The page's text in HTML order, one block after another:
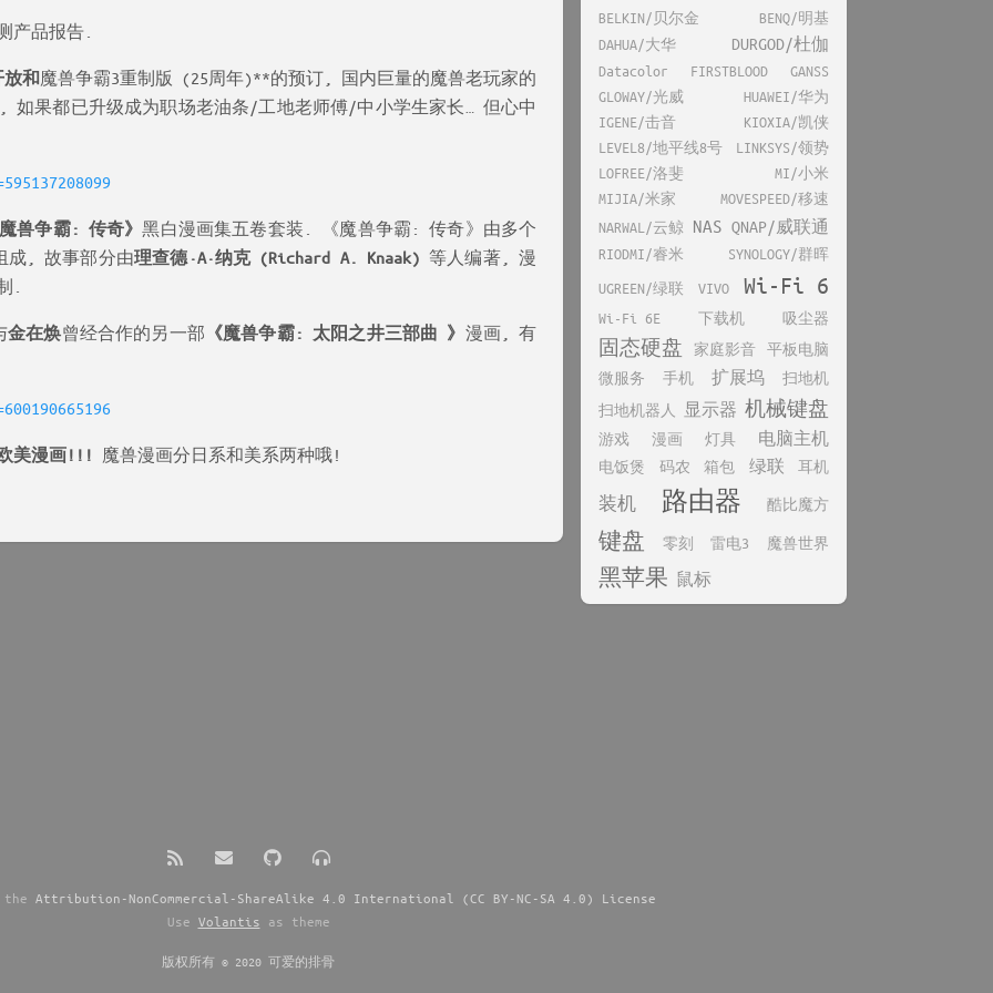
产品报告.
放和魔兽争霸3重制版 (25周年)**的预订, 国内巨量的魔兽老玩家的
果都已升级成为职场老油条/工地老师傅/中小学生家长… 但心中
魔兽争霸: 传奇》黑白漫画集五卷套装. 《魔兽争霸: 传奇》由多个
成, 故事部分由理查德·A·纳克 (Richard A. Knaak) 等人编著, 漫
.
金在焕曾经合作的另一部 《魔兽争霸: 太阳之井三部曲 》 漫画, 有
美漫画!!! 魔兽漫画分日系和美系两种哦!
BELKIN/贝尔金
BENQ/明基
DAHUA/大华
DURGOD/杜伽
Datacolor FIRSTBLOOD
GANSS
GLOWAY/光威
HUAWEI/华为
IGENE/击音
KIOXIA/凯侠
LEVEL8/地平线8号
LINKSYS/领势
LOFREE/洛斐
MI/小米
MIJIA/米家
MOVESPEED/移速
NARWAL/云鲸 NAS QNAP/威联通
RIODMI/睿米
SYNOLOGY/群晖
UGREEN/绿联
VIVO Wi-Fi 6
Wi-Fi 6E 下载机 吸尘器
固态硬盘 家庭影音 平板电脑
微服务
手机 扩展坞
扫地机
扫地机器人
显示器 机械键盘
游戏 漫画 灯具 电脑主机
电饭煲 码农 箱包 绿联 耳机
装机 路由器 酷比魔方
键盘 零刻 雷电3 魔兽世界
黑苹果 鼠标
Attribution-NonCommercial-ShareAlike 4.0 International (CC BY-NC-SA 4.0) License
Use Volantis as theme
版权所有 © 2020 可爱的排骨